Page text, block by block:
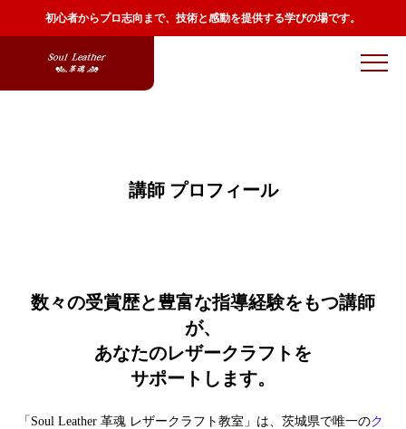
初心者からプロ志向まで、技術と感動を提供する学びの場です。
講師 プロフィール
数々の受賞歴と豊富な指導経験をもつ講師
が、
あなたのレザークラフトを
サポートします。
「Soul Leather 革魂 レザークラフト教室」は、茨城県で唯一のク